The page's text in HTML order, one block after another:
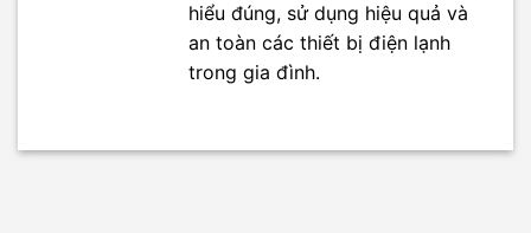
hiểu đúng, sử dụng hiệu quả và
an toàn các thiết bị điện lạnh
trong gia đình.